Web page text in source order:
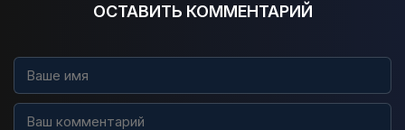
ОСТАВИТЬ КОММЕНТАРИЙ